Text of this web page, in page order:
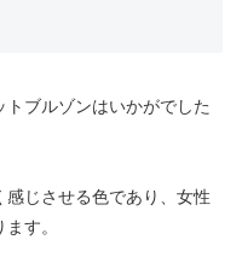
ブルゾンはいかがでした
感じさせる色であり、女性
す。